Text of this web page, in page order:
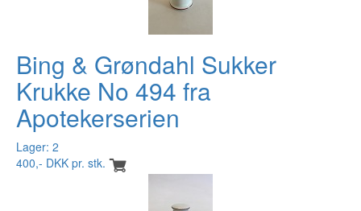
Bing & Grøndahl Sukker
Krukke No 494 fra
Apotekerserien
Lager: 2
400,- DKK pr. stk.